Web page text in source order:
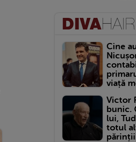
Cine
viață
Victor
bunic.
lui,
totul